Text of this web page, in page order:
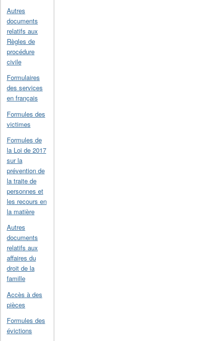
Autres
documents
relatifs aux
Règles de
procédure
civile
Formulaires
des services
en français
Formules des
victimes
Formules de
la Loi de 2017
sur la
prévention de
la traite de
personnes et
les recours en
la matière
Autres
documents
relatifs aux
affaires du
droit de la
famille
Accès à des
pièces
Formules des
évictions